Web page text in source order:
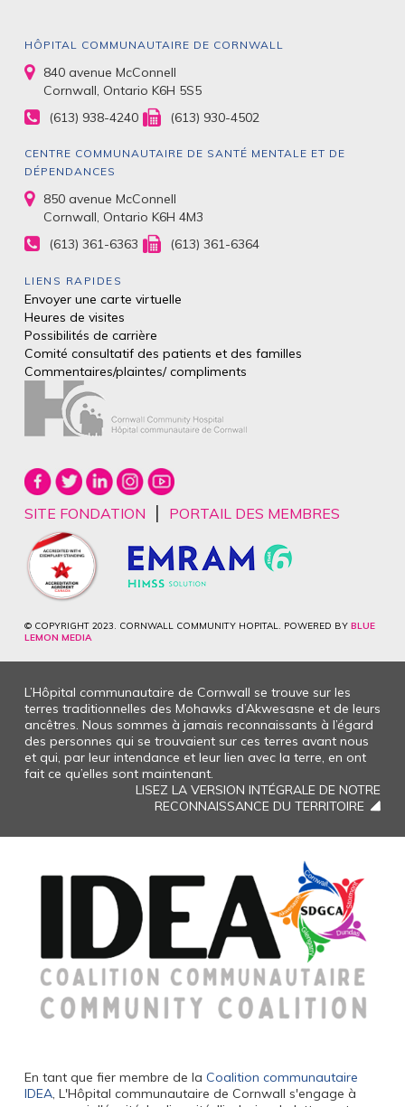
HÔPITAL COMMUNAUTAIRE DE CORNWALL
840 avenue McConnell
Cornwall, Ontario K6H 5S5
(613) 938-4240
(613) 930-4502
CENTRE COMMUNAUTAIRE DE SANTÉ MENTALE ET DE
DÉPENDANCES
850 avenue McConnell
Cornwall, Ontario K6H 4M3
(613) 361-6363
(613) 361-6364
LIENS RAPIDES
Envoyer une carte virtuelle
Heures de visites
Possibilités de carrière
Comité consultatif des patients et des familles
Commentaires/plaintes/compliments
SITE FONDATION | PORTAIL DES MEMBRES
© COPYRIGHT 2023. CORNWALL COMMUNITY HOPITAL. POWERED BY BLUE
LEMON MEDIA
L’Hôpital communautaire de Cornwall se trouve sur les
terres traditionnelles des Mohawks d’Akwesasne et de leurs
ancêtres. Nous sommes à jamais reconnaissants à l’égard
des personnes qui se trouvaient sur ces terres avant nous
et qui, par leur intendance et leur lien avec la terre, en ont
fait ce qu’elles sont maintenant.
LISEZ LA VERSION INTÉGRALE DE NOTRE
RECONNAISSANCE DU TERRITOIRE
En tant que fier membre de la Coalition communautaire
IDEA, L'Hôpital communautaire de Cornwall s'engage à